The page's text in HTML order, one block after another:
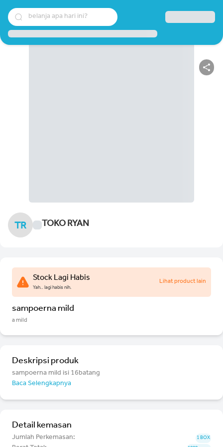
belanja apa hari ini?
TR TOKO RYAN
Stock Lagi Habis
Yah.. lagi habis nih.
Lihat product lain
sampoerna mild
a mild
Deskripsi produk
sampoerna mild isi 16batang
Baca Selengkapnya
Detail kemasan
Jumlah Perkemasan: 1 BOX